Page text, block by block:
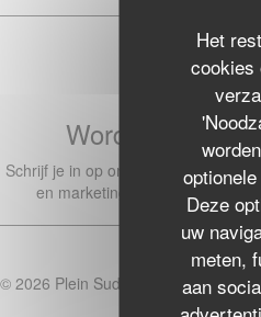
Het
cookies
Deze
uw
meten,
aan
Reserveer
Word op de
Schrijf je in op onze nieuwsbrief om
en marketingaanbiedingen per
© 2026 Plein Sud — Restaurant